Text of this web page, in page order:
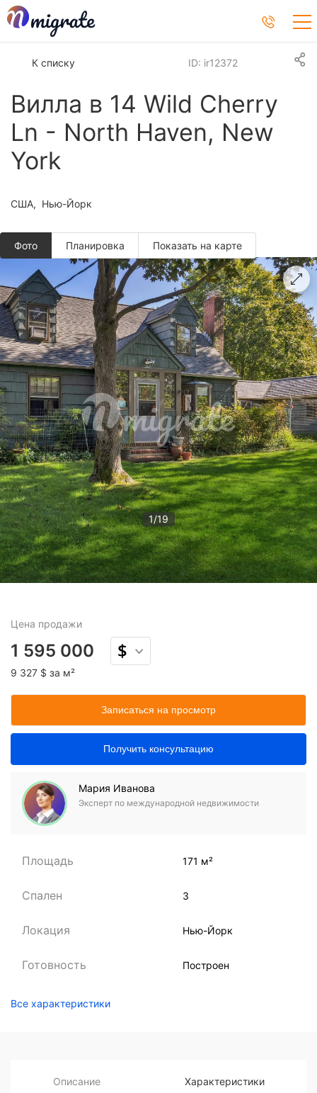
К списку
Вилла в 14 Wild Cherry
Ln - North Haven, New
York
ID: ir12372
США Нью-Йорк
Фото
1/19
Планировкa Показать на карте
Цена продажи
1 595 000
9 327 $ за м²
Записаться на просмотр
Получить консультацию
Мария Иванова
Эксперт по международной недвижимости
Площадь 171 м²
Спален 3
Локация Нью-Йорк
Готовность Построен
Все характеристики
Описание Характеристики